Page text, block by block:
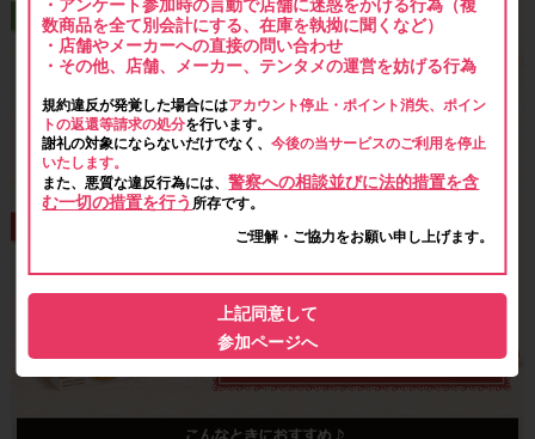
・アンケート参加時の言動で店舗に迷惑をかける行為（複
数商品を全て別会計にする、在庫を執拗に聞くなど）
・店舗やメーカーへの直接の問い合わせ
・その他、店舗、メーカー、テンタメの運営を妨げる行為
規約違反が発覚した場合にはアカウント停止・ポイント消失、ポイン
トの返還等請求の処分を行います。
謝礼の対象にならないだけでなく、今後の当サービスのご利用を停止
いたします。
また、悪質な違反行為には、警察への相談並びに法的措置を含
む一切の措置を行う 所存です。
ご理解・ご協力をお願い申し上げます。
上記同意して
参加ページへ